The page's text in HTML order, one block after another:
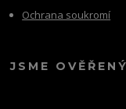
Ochrana soukromí
JSME